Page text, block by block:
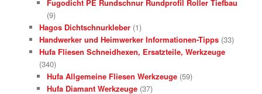
Fugodicht PE Rundschnur Rundprofil Roller Tiefbau
(9)
Hagos Dichtschnurkleber (1)
Handwerker und Heimwerker Informationen-Tipps (33)
Hufa Fliesen Schneidhexen, Ersatzteile, Werkzeuge
(340)
Hufa Allgemeine Fliesen Werkzeuge (59)
Hufa Diamant Werkzeuge (37)